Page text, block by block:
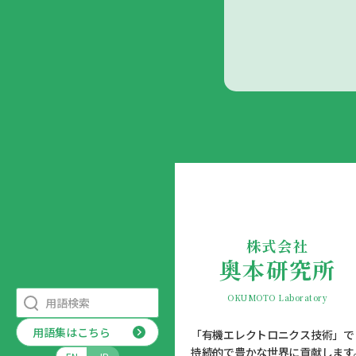
用語集はこちら
株式会社
奥本研究所
OKUMOTO Laboratory
「有機エレクトロニクス技術」で
持続的で豊かな世界に貢献しま